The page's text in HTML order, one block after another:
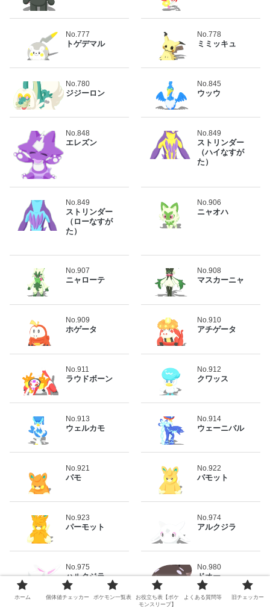
No.777
トゲデマル
No.778
ミミッキュ
No.780
ジジーロン
No.845
ウッウ
No.848
エレズン
No.849
ストリンダー
（ハイなすが
た）
No.849
ストリンダー
（ローなすが
た）
No.906
ニャオハ
No.907
ニャローテ
No.908
マスカーニャ
No.909
ホゲータ
No.910
アチゲータ
No.911
ラウドボーン
No.912
クワッス
No.913
ウェルカモ
No.914
ウェーニバル
No.921
パモ
No.922
パモット
No.923
パーモット
No.974
アルクジラ
No.975
ハルクジラ
No.980
ドオー
ホーム 個体値チェッカー ポケモン一覧表
お役立ち表【ポケ
モンスリープ】
よくある質問等 旧チェッカー